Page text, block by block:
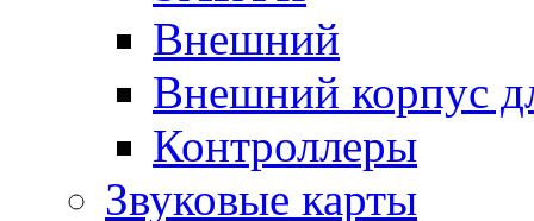
Внешний
Внешний корпус
Контроллеры
Звуковые карты